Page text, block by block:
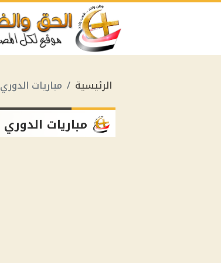
الرئيسية مباريات الدوري
مباريات الدوري